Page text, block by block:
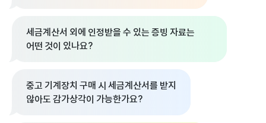
세금계산서 외에 인정받을 수 있는 증빙 자료는
어떤 것이 있나요?
중고 기계장치 구매 시 세금계산서를 받지
않아도 감가상각이 가능한가요?